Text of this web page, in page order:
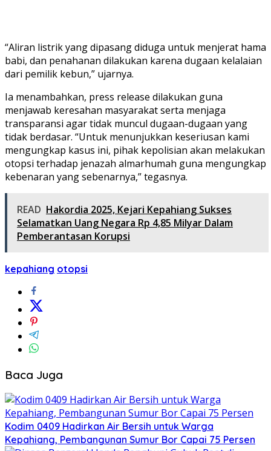
“Aliran listrik yang dipasang diduga untuk menjerat hama
babi, dan penahanan dilakukan karena dugaan kelalaian
dari pemilik kebun,” ujarnya.
Ia menambahkan, press release dilakukan guna
menjawab keresahan masyarakat serta menjaga
transparansi agar tidak muncul dugaan-dugaan yang
tidak berdasar. “Untuk menunjukkan keseriusan kami
mengungkap kasus ini, pihak kepolisian akan melakukan
otopsi terhadap jenazah almarhumah guna mengungkap
kebenaran yang sebenarnya,” tegasnya.
READ Hakordia 2025, Kejari Kepahiang Sukses
Selamatkan Uang Negara Rp 4,85 Milyar Dalam
Pemberantasan Korupsi
kepahiang otopsi
Baca Juga
Kodim 0409 Hadirkan Air Bersih untuk Warga
Kepahiang, Pembangunan Sumur Bor Capai 75 Persen